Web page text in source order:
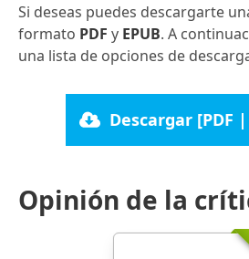
Si deseas puedes descargarte
formato PDF y EPUB. A
una lista de opciones de
Descargar [PDF |
Opinión de la